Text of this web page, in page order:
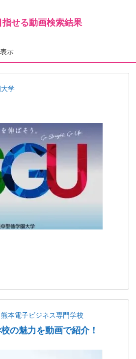
せる動画検索結果
示
学
熊本電子ビジネス専門学校
の魅力を動画で紹介！